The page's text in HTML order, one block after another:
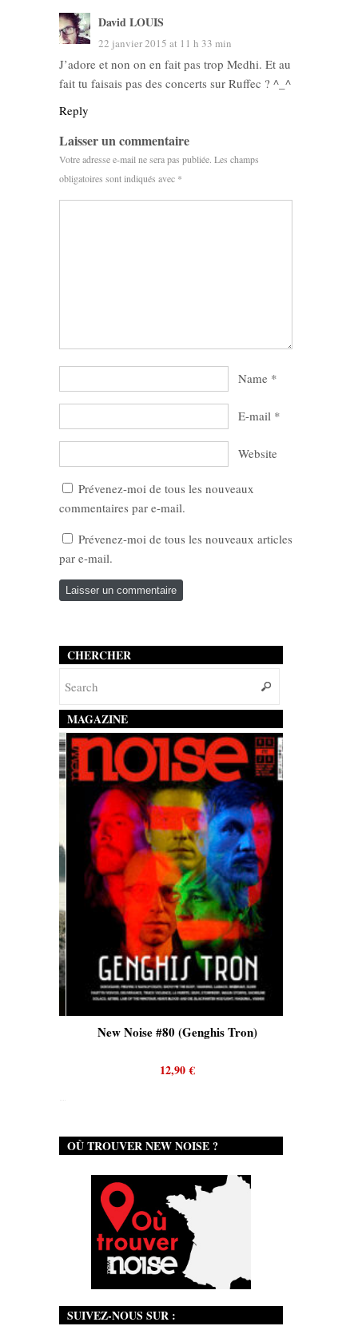
David LOUIS
22 janvier 2015 at 11 h 33 min
J’adore et non on en fait pas trop Medhi. Et au
fait tu faisais pas des concerts sur Ruffec ? ^_^
Reply
Laisser un commentaire
Votre adresse e-mail ne sera pas publiée. Les champs
obligatoires sont indiqués avec *
Name *
E-mail *
Website
Prévenez-moi de tous les nouveaux
commentaires par e-mail.
Prévenez-moi de tous les nouveaux articles
par e-mail.
CHERCHER
MAGAZINE
New Noise #80 (Genghis Tron)
12,90€
OÙ TROUVER NEW NOISE ?
SUIVEZ-NOUS SUR :